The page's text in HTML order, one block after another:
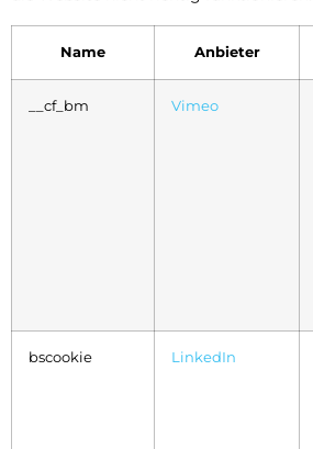
Name Anbieter
__cf_bm Vimeo
bscookie LinkedIn